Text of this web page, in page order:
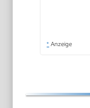
* Anzeige